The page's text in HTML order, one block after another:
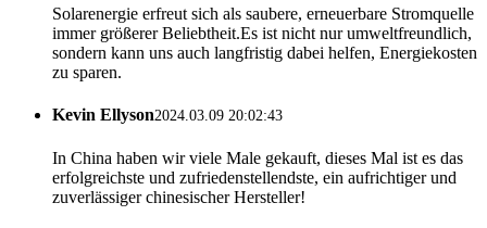
Solarenergie erfreut sich als saubere, erneuerbare Stromquelle
immer größerer Beliebtheit.Es ist nicht nur umweltfreundlich,
sondern kann uns auch langfristig dabei helfen, Energiekosten
zu sparen.
Kevin Ellyson2024.03.09 20:02:43
In China haben wir viele Male gekauft, dieses Mal ist es das
erfolgreichste und zufriedenstellendste, ein aufrichtiger und
zuverlässiger chinesischer Hersteller!